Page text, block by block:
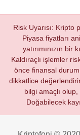
Risk Uyarısı: Kripto
Piyasa fiyatları
yatırımınızın bir
Kaldıraçlı işlemler
önce finansal
dikkatlice
bilgi amaçlı
Doğabilecek